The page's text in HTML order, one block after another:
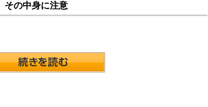
その中身に注意